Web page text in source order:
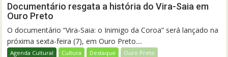
Documentário resgata a história do Vira-Saia em
Ouro Preto
O documentário “Vira-Saia: o Inimigo da Coroa” será lançado na
próxima sexta-feira (7), em Ouro Preto....
Agenda Cultural Cultura Destaque Ouro Preto